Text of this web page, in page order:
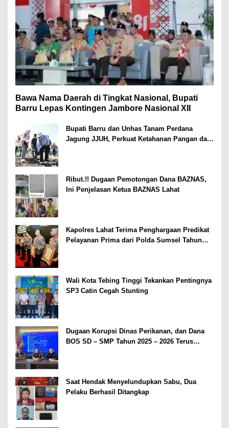
Bawa Nama Daerah di Tingkat Nasional, Bupati
Barru Lepas Kontingen Jambore Nasional XII
Bupati Barru dan Unhas Tanam Perdana
Jagung JJUH, Perkuat Ketahanan Pangan dan
Ribut.!! Dugaan Pemotongan Dana BAZNAS,
Ini Penjelasan Ketua BAZNAS Lahat
Kapolres Lahat Terima Penghargaan Predikat
Pelayanan Prima dari Polda Sumsel Tahun
Wali Kota Tebing Tinggi Tekankan Pentingnya
SP3 Catin Cegah Stunting
Dugaan Korupsi Dinas Perikanan, dan Dana
BOS SD – SMP Tahun 2025 – 2026 Terus
Saat Hendak Menyelundupkan Sabu, Dua
Pelaku Berhasil Ditangkap